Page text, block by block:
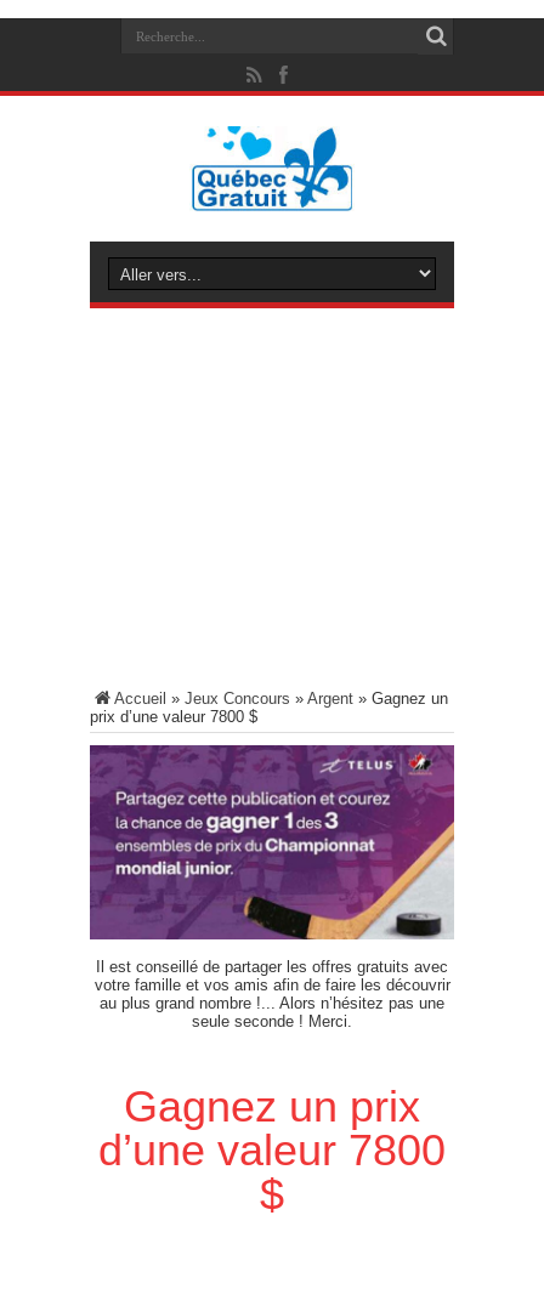
Accueil » Jeux Concours » Argent » Gagnez un
prix d’une valeur 7800 $
Il est conseillé de partager les offres gratuits avec
votre famille et vos amis afin de faire les découvrir
au plus grand nombre !... Alors n’hésitez pas une
seule seconde ! Merci.
Gagnez un prix
d’une valeur 7800
$